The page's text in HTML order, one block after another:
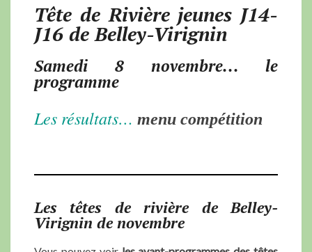
Tête de Rivière jeunes J14-
J16 de Belley-Virignin
Samedi 8 novembre... le
programme
Les résultats… menu compétition
Les têtes de rivière de Belley-
Virignin de novembre